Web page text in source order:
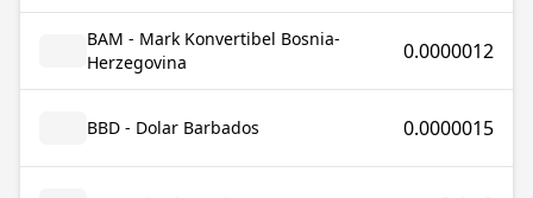
BAM - Mark Konvertibel Bosnia-
Herzegovina
0.0000012
BBD - Dolar Barbados 0.0000015